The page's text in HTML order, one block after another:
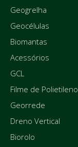
Geogrelha
Geocélulas
Biomantas
Acessórios
GCL
Filme de Polietileno
Georrede
Dreno Vertical
Biorolo